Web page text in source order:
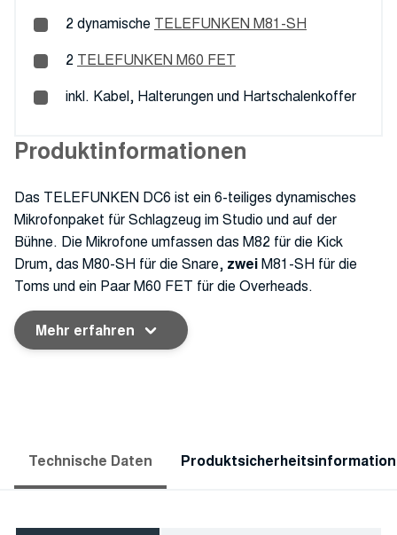
2 dynamische TELEFUNKEN M81-SH
2 TELEFUNKEN M60 FET
inkl. Kabel, Halterungen und Hartschalenkoffer
Produktinformationen
Das TELEFUNKEN DC6 ist ein 6-teiliges dynamisches
Mikrofonpaket für Schlagzeug im Studio und auf der
Bühne. Die Mikrofone umfassen das M82 für die Kick
Drum, das M80-SH für die Snare, zweiM81-SH für die
Toms und ein Paar M60 FET für die Overheads.
Mehr erfahren
Technische Daten